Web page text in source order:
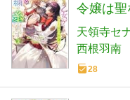
令嬢は
ジャン
天領寺セ
西根羽南
28